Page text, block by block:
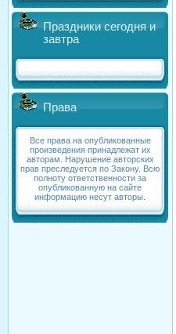
Праздники сегодня и
завтра
Права
Все права на опубликованные
произведения принадлежат их
авторам. Нарушение авторских
прав преследуется по Закону. Всю
полноту ответственности за
опубликованную на сайте
информацию несут авторы.